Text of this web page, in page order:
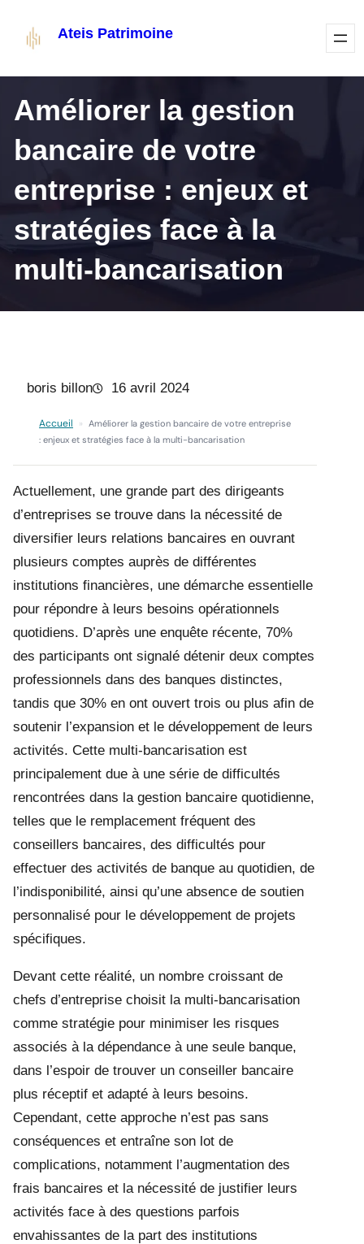
Ateis Patrimoine
Améliorer la gestion
bancaire de votre
entreprise : enjeux et
stratégies face à la
multi-bancarisation
boris billon 16 avril 2024
Accueil »
Améliorer la gestion bancaire de votre entreprise
: enjeux et stratégies face à la multi-bancarisation
Actuellement, une grande part des dirigeants
d’entreprises se trouve dans la nécessité de
diversifier leurs relations bancaires en ouvrant
plusieurs comptes auprès de différentes
institutions financières, une démarche essentielle
pour répondre à leurs besoins opérationnels
quotidiens. D’après une enquête récente, 70%
des participants ont signalé détenir deux comptes
professionnels dans des banques distinctes,
tandis que 30% en ont ouvert trois ou plus afin de
soutenir l’expansion et le développement de leurs
activités. Cette multi-bancarisation est
principalement due à une série de difficultés
rencontrées dans la gestion bancaire quotidienne,
telles que le remplacement fréquent des
conseillers bancaires, des difficultés pour
effectuer des activités de banque au quotidien, de
l’indisponibilité, ainsi qu’une absence de soutien
personnalisé pour le développement de projets
spécifiques.
Devant cette réalité, un nombre croissant de
chefs d’entreprise choisit la multi-bancarisation
comme stratégie pour minimiser les risques
associés à la dépendance à une seule banque,
dans l’espoir de trouver un conseiller bancaire
plus réceptif et adapté à leurs besoins.
Cependant, cette approche n’est pas sans
conséquences et entraîne son lot de
complications, notamment l’augmentation des
frais bancaires et la nécessité de justifier leurs
activités face à des questions parfois
envahissantes de la part des institutions